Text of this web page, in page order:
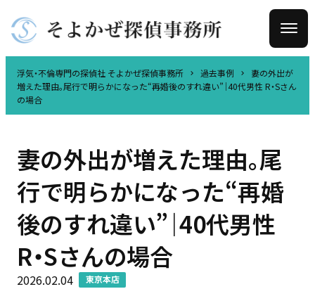
浮気・不倫専門の探偵社 そよかぜ探偵事務所 過去事例
妻の外出が
増えた理由。尾行で明らかになった“再婚後のすれ違い”｜40代男性 R・Sさん
の場合
妻の外出が増えた理由。尾
行で明らかになった“再婚
後のすれ違い”｜40代男性
R・Sさんの場合
2026.02.04 東京本店